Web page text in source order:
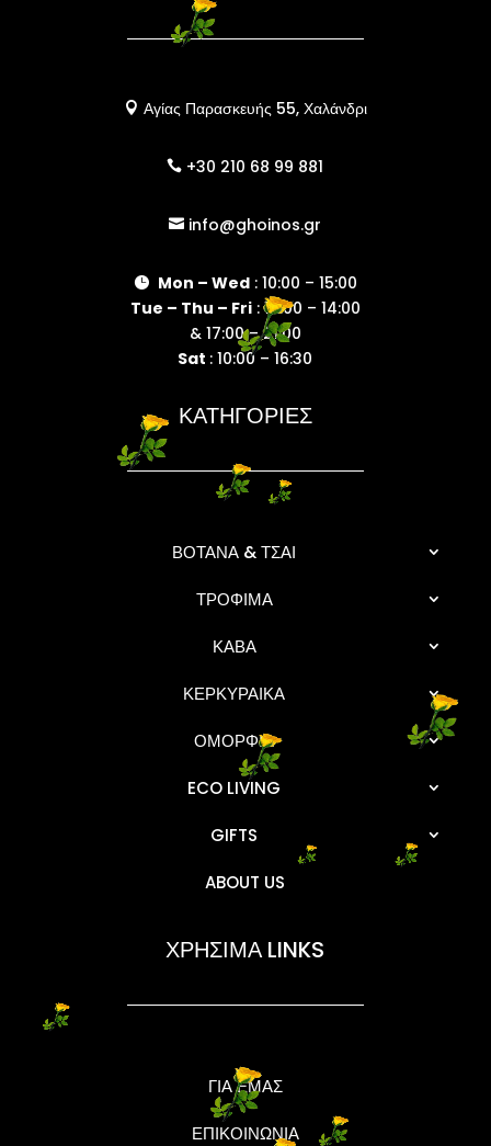
 Αγίας Παρασκευής 55, Χαλάνδρι
 +30 210 68 99 881
 info@ghoinos.gr
 Mon – Wed: 10:00 – 15:00
Tue – Thu – Fri: 10:00 – 14:00
& 17:00 – 21:00
Sat : 10:00 – 16:30
ΚΑΤΗΓΟΡΙΕΣ
ΒΟΤΑΝΑ & ΤΣΑΙ
ΤΡΟΦΙΜΑ
ΚΑΒΑ
ΚΕΡΚΥΡΑΙΚΑ
ΟΜΟΡΦΙΑ
ECO LIVING
GIFTS
ABOUT US
ΧΡΗΣΙΜΑ LINKS
ΓΙΑ ΕΜΑΣ
ΕΠΙΚΟΙΝΩΝΙΑ